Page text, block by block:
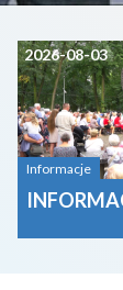
2026-08-03
Informacje